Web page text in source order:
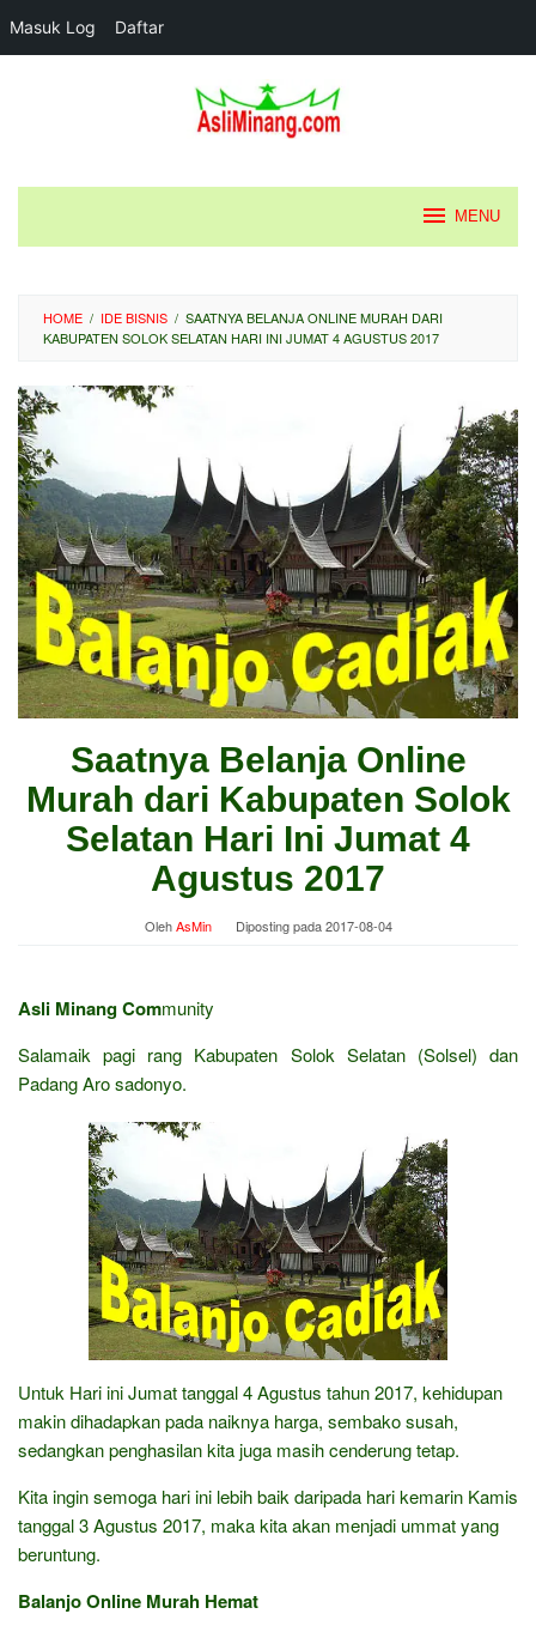
Masuk Log Daftar
MENU
HOME / IDE BISNIS / SAATNYA BELANJA ONLINE MURAH DARI
KABUPATEN SOLOK SELATAN HARI INI JUMAT 4 AGUSTUS 2017
Saatnya Belanja Online
Murah dari Kabupaten Solok
Selatan Hari Ini Jumat 4
Agustus 2017
OlehAsMin Diposting pada2017-08-04
Asli Minang Community
Salamaik pagi rang Kabupaten Solok Selatan (Solsel) dan
Padang Aro sadonyo.
Untuk Hari ini Jumat tanggal 4 Agustus tahun 2017, kehidupan
makin dihadapkan pada naiknya harga, sembako susah,
sedangkan penghasilan kita juga masih cenderung tetap.
Kita ingin semoga hari ini lebih baik daripada hari kemarin Kamis
tanggal 3 Agustus 2017, maka kita akan menjadi ummat yang
beruntung.
Balanjo Online Murah Hemat